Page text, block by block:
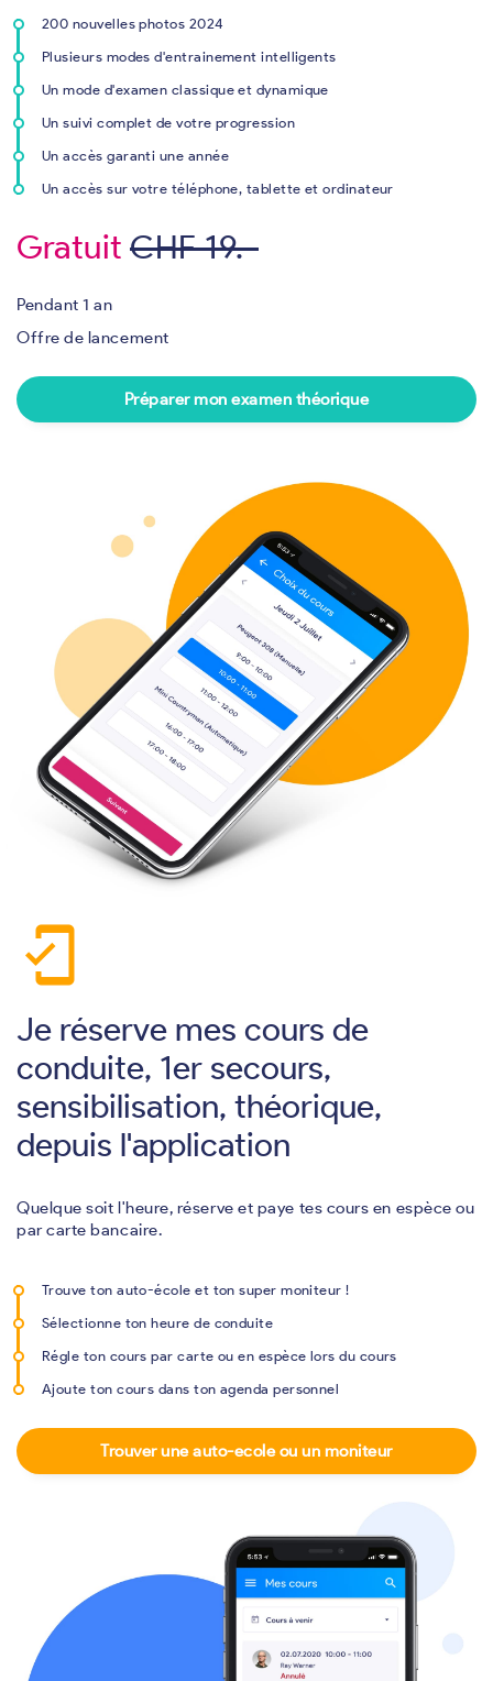
200 nouvelles photos 2024
Plusieurs modes d'entrainement intelligents
Un mode d'examen classique et dynamique
Un suivi complet de votre progression
Un accès garanti une année
Un accès sur votre téléphone, tablette et ordinateur
Gratuit CHF 19.-
Pendant 1 an
Offre de lancement
Préparer mon examen théorique
mobile_friendly
Je réserve mes cours de
conduite, 1er secours,
sensibilisation, théorique,
depuis l'application
Quelque soit l'heure, réserve et paye tes cours en espèce ou
par carte bancaire.
Trouve ton auto-école et ton super moniteur !
Sélectionne ton heure de conduite
Régle ton cours par carte ou en espèce lors du cours
Ajoute ton cours dans ton agenda personnel
Trouver une auto-ecole ou un moniteur